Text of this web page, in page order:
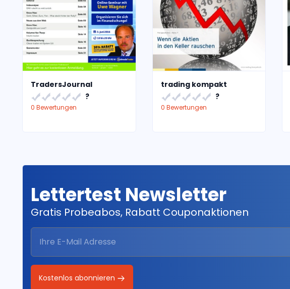
TradersJournal
?
0 Bewertungen
trading kompakt
?
0 Bewertungen
Lettertest Newsletter
Gratis Probeabos, Rabatt Couponaktionen
Kostenlos abonnieren